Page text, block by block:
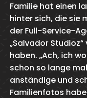
Familie hat einen
hinter sich, die sie
der Full-Service-
„Salvador
haben. „Ach, ich
schon so lange
anständige und
Familienfotos